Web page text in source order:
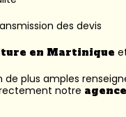
des devis
en Martinique
de plus amples
notre